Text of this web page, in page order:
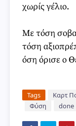
χωρίς γέλιο.
Με τόση
τόση
όση όρισε ο
Tags Καρτ
Φύση
done